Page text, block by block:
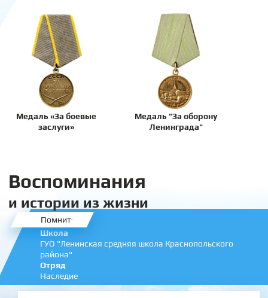
Медаль «За боевые
заслуги»
Медаль "За оборону
Ленинграда"
Воспоминания
и истории из жизни
Помнит
Школа
ГУО "Ленинская средняя школа Краснопольского
района"
Отряд
Наследие